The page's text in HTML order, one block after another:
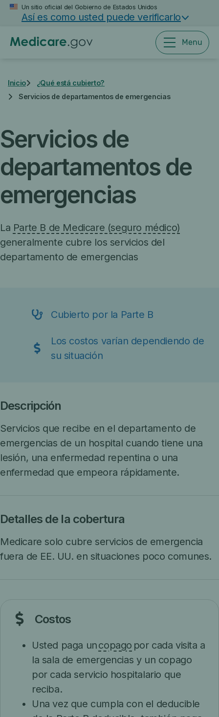
Saltar
principal
Un sitio oficial del Gobierno de Estados Unidos
Así es como usted puede verificarlo
Menu
Inicio
¿Qué está cubierto?
Servicios de departamentos de emergencias
Servicios de
departamentos de
emergencias
La Parte B de Medicare (seguro médico)
generalmente cubre los servicios del
departamento de emergencias
Cubierto por la Parte B
Los costos varían dependiendo de
su situación
Descripción
Servicios que recibe en el departamento de
emergencias de un hospital cuando tiene una
lesión, una enfermedad repentina o una
enfermedad que empeora rápidamente.
Detalles de la cobertura
Medicare solo cubre servicios de emergencia
fuera de EE. UU. en situaciones poco comunes.
Costos
Usted paga uncopago por cada visita a
la sala de emergencias y un copago
por cada servicio hospitalario que
reciba.
Una vez que cumpla con el deducible